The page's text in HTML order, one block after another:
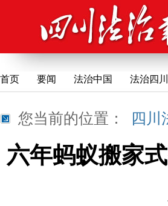
首页 要闻 法治中国 法治四川
您当前的位置： 四川
六年蚂蚁搬家